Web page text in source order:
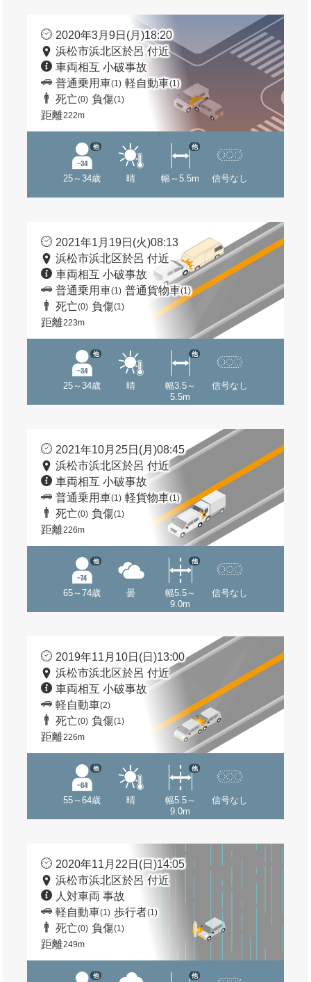
2020年3月9日(月)18:20
浜松市浜北区於呂 付近
車両相互 小破事故
普通乗用車(1) 軽自動車(1)
死亡(0) 負傷(1)
距離222m
25～34歳
他
晴 幅～5.5m
他
信号なし
2021年1月19日(火)08:13
浜松市浜北区於呂 付近
車両相互 小破事故
普通乗用車(1) 普通貨物車(1)
死亡(0) 負傷(1)
距離223m
25～34歳
他
晴
幅3.5～
5.5m
他
信号なし
2021年10月25日(月)08:45
浜松市浜北区於呂 付近
車両相互 小破事故
普通乗用車(1) 軽貨物車(1)
死亡(0) 負傷(1)
距離226m
65～74歳
他
曇
幅5.5～
9.0m
他
信号なし
2019年11月10日(日)13:00
浜松市浜北区於呂 付近
車両相互 小破事故
軽自動車(2)
死亡(0) 負傷(1)
距離226m
55～64歳
他
晴
幅5.5～
9.0m
他
信号なし
2020年11月22日(日)14:05
浜松市浜北区於呂 付近
人対車両 事故
軽自動車(1) 歩行者(1)
死亡(0) 負傷(1)
距離249m
他 他